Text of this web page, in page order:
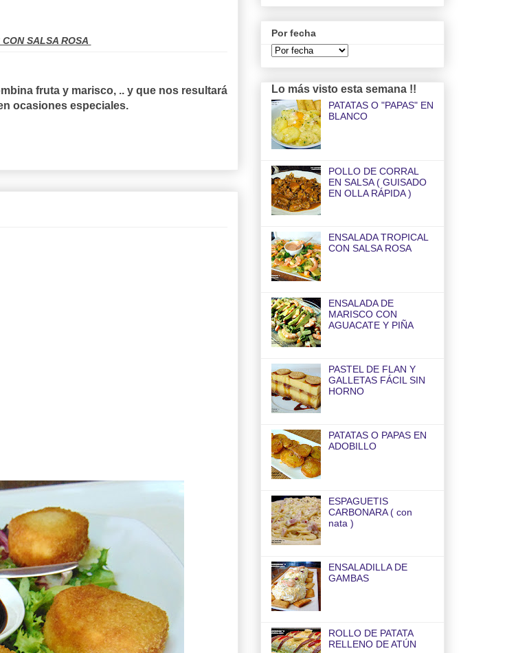
SALSA ROSA
fruta y marisco, .. y que nos resultará
ocasiones especiales.
Por fecha
Lo más visto esta semana !!
PATATAS O "PAPAS" EN
BLANCO
POLLO DE CORRAL
EN SALSA ( GUISADO
EN OLLA RÁPIDA )
ENSALADA TROPICAL
CON SALSA ROSA
ENSALADA DE
MARISCO CON
AGUACATE Y PIÑA
PASTEL DE FLAN Y
GALLETAS FÁCIL SIN
HORNO
PATATAS O PAPAS EN
ADOBILLO
ESPAGUETIS
CARBONARA ( con
nata )
ENSALADILLA DE
GAMBAS
ROLLO DE PATATA
RELLENO DE ATÚN